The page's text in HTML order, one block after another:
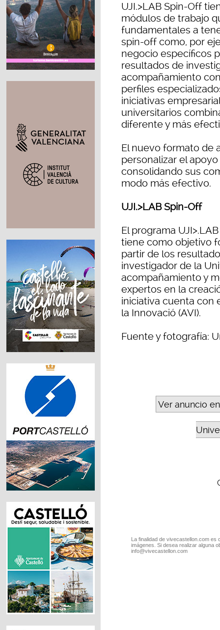
UJI.>LAB Spin-Off
módulos de trabajo
fundamentales a
spin-off como, por
negocio específicos
resultados de
acompañamiento
perfiles
iniciativas
universitarios
diferente y más
El nuevo formato de
personalizar el
consolidando sus
modo más efectivo.
UJI.>LAB Spin-Off
El programa
tiene como objetivo
partir de los
investigador de la
acompañamiento y
expertos en la
iniciativa cuenta con
la Innovació (AVI).
Fuente y fotografía:
Ver anuncio
La finalidad de vivecastellon.com
imágenes. Si desea realizar alguna
info@vivecastellon.com